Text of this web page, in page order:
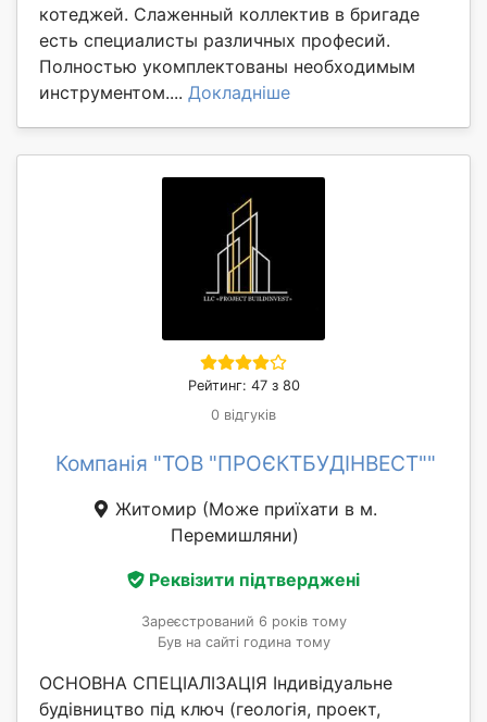
котеджей. Слаженный коллектив в бригаде
есть специалисты различных професий.
Полностью укомплектованы необходимым
инструментом.... Докладніше
Рейтинг: 47 з 80
0 відгуків
Компанія "ТОВ "ПРОЄКТБУДІНВЕСТ""
Житомир (Може приїхати в м.
Перемишляни)
Реквізити підтверджені
Зареєстрований 6 років тому
Був на сайті година тому
ОСНОВНА СПЕЦІАЛІЗАЦІЯ Індивідуальне
будівництво під ключ (геологія, проект,